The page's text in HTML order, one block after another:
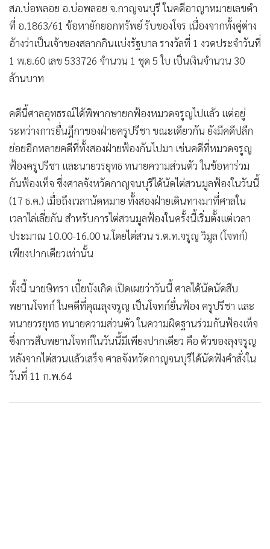
สภ.บ่อพลอย อ.บ่อพลอย จ.กาญจนบุรี ในคดีอาญาหมายเลขดำ
ที่ อ.1863/61 ข้อหายักยอกทรัพย์ รับของโจร เนื่องจากทั้งคู่ต่าง
อ้างว่าเป็นเจ้าของสลากกินแบ่งรัฐบาล รางวัลที่ 1 งวดประจำวันที่
1 พ.ย.60 เลข 533726 จำนวน 1 ชุด 5 ใบ เป็นเงินจำนวน 30
ล้านบาท
คดีนี้ศาลอุทธรณ์ได้พิพากษายกฟ้องหมวดจรูญไปแล้ว แต่อยู่
ระหว่างการยื่นฎีกาของฝ่ายครูปรีชา ขณะเดียวกัน ยังมีคดีปลีก
ย่อยอีกหลายคดีที่ทั้งสองฝ่ายฟ้องกันไปมา เช่นคดีที่หมวดจรูญ
ฟ้องครูปรีชา และนายวรยุทธ ทนายความส่วนตัว ในข้อหาร่วม
กันฟ้องเท็จ ซึ่งศาลจังหวัดกาญจนบุรีได้นัดไต่สวนมูลฟ้องในวันนี้
(17 ธ.ค.) เมื่อถึงเวลานัดหมาย ทั้งสองฝ่ายเดินทางมาที่ศาลใน
เวลาไล่เลี่ยกัน สำหรับการไต่สวนมูลฟ้องในครั้งนี้เริ่มตั้งแต่เวลา
ประมาณ 10.00-16.00 น.โดยไต่สวน ร.ต.ท.จรูญ วิมูล (โจทก์)
เพียงปากเดียวเท่านั้น
ทั้งนี้ นายษิทรา เบี้ยบังเกิด เปิดเผยว่าวันนี้ ศาลได้นัดนัดสืบ
พยานโจทก์ ในคดีที่คุณลุงจรูญ เป็นโจทก์ยื่นฟ้อง ครูปรีชา และ
ทนายวรยุทธ ทนายความส่วนตัว ในความผิดฐานร่วมกันฟ้องเท็จ
ซึ่งการสืบพยานโจทก์ในวันนี้มีเพียงปากเดียว คือ ตัวของลุงจรูญ
หลังจากไต่สวนแล้วเสร็จ ศาลจังหวัดกาญจนบุรีได้นัดฟังคำสั่งใน
วันที่ 11 ก.พ.64